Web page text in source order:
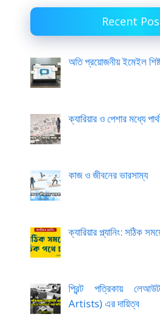
Recent
অতি প্রয়োজনীয় ইমেইল
ক্যারিয়ার ও পেশার মধ্যে
কাজ ও জীবনের ভারসাম্য
ক্যারিয়ার প্ল্যানিং: সঠিক
প্রিন্ট পত্রিকায়
Artists) এর দায়িত্ব